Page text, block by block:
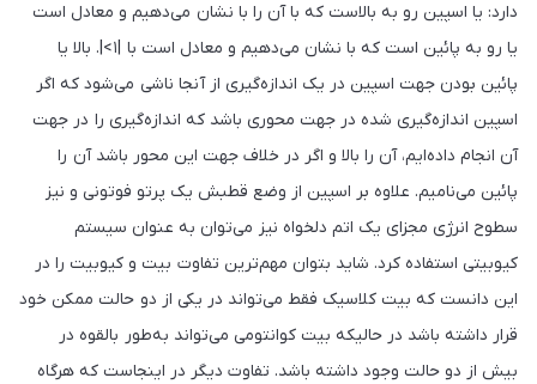
دارد: یا اسپین رو به بالاست که با آن را با نشان می‌دهیم و معادل است
یا رو به پائین است که با نشان می‌دهیم و معادل است با |۱>|. بالا یا
پائین بودن جهت اسپین در یک اندازه‌گیری از آنجا ناشی می‌شود که اگر
اسپین اندازه‌گیری شده در جهت محوری باشد که اندازه‌گیری را در جهت
آن انجام داده‌ایم، آن را بالا و اگر در خلاف جهت این محور باشد آن را
پائین می‌نامیم. علاوه بر اسپین از وضع قطبش یک پرتو فوتونی و نیز
سطوح انرژی مجزای یک اتم دلخواه نیز می‌توان به عنوان سیستم
کیوبیتی استفاده کرد. شاید بتوان مهم‌ترین تفاوت بیت و کیوبیت را در
این دانست که بیت کلاسیک فقط می‌تواند در یکی از دو حالت ممکن خود
قرار داشته باشد در حالیکه بیت کوانتومی می‌تواند به‌طور بالقوه در
بیش از دو حالت وجود داشته باشد. تفاوت دیگر در اینجاست که هرگاه